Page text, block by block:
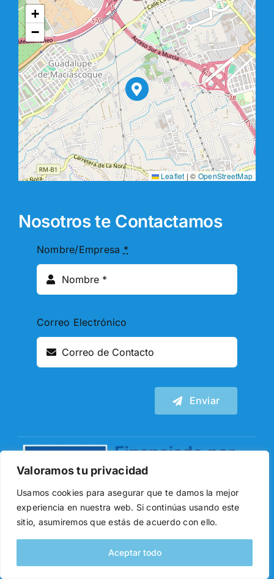
Valoramos tu privacidad
Usamos cookies para asegurar que te damos la mejor
experiencia en nuestra web. Si continúas usando este
sitio, asumiremos que estás de acuerdo con ello.
Aceptar todo
+
−
Leaflet |©OpenStreetMap
Nosotros te Contactamos
Nombre/Empresa *
Correo Electrónico
Enviar
Financiado por la Unión Europea –
NextGenerationEU. Sin embargo, los puntos de
vista y las opiniones expresadas son únicamente